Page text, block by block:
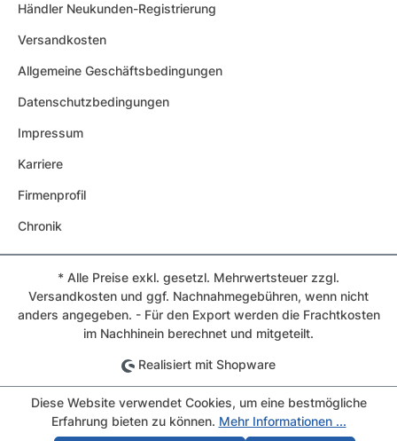
Händler Neukunden-Registrierung
Versandkosten
Allgemeine Geschäftsbedingungen
Datenschutzbedingungen
Impressum
Karriere
Firmenprofil
Chronik
* Alle Preise exkl. gesetzl. Mehrwertsteuer zzgl.
Versandkosten und ggf. Nachnahmegebühren, wenn nicht
anders angegeben. - Für den Export werden die Frachtkosten
im Nachhinein berechnet und mitgeteilt.
Realisiert mit Shopware
Diese Website verwendet Cookies, um eine bestmögliche
Erfahrung bieten zu können. Mehr Informationen ...